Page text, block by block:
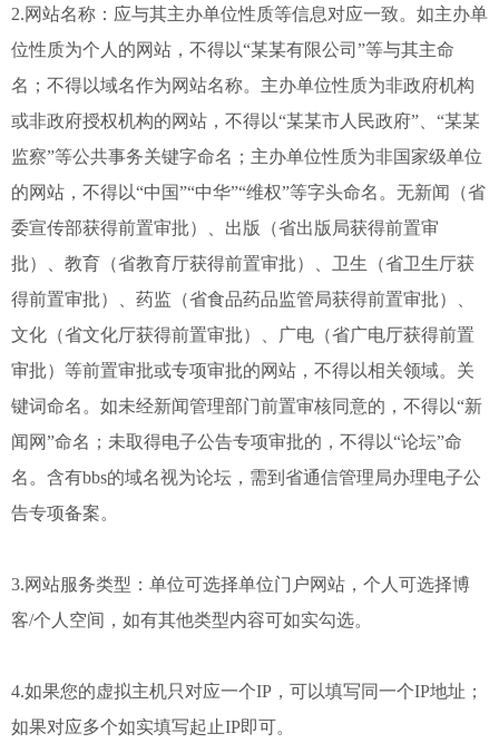
2.网站名称：应与其主办单位性质等信息对应一致。如主办单
位性质为个人的网站，不得以“某某有限公司”等与其主命
名；不得以域名作为网站名称。主办单位性质为非政府机构
或非政府授权机构的网站，不得以“某某市人民政府”、“某某
监察”等公共事务关键字命名；主办单位性质为非国家级单位
的网站，不得以“中国”“中华”“维权”等字头命名。无新闻（省
委宣传部获得前置审批）、出版（省出版局获得前置审
批）、教育（省教育厅获得前置审批）、卫生（省卫生厅获
得前置审批）、药监（省食品药品监管局获得前置审批）、
文化（省文化厅获得前置审批）、广电（省广电厅获得前置
审批）等前置审批或专项审批的网站，不得以相关领域。关
键词命名。如未经新闻管理部门前置审核同意的，不得以“新
闻网”命名；未取得电子公告专项审批的，不得以“论坛”命
名。含有bbs的域名视为论坛，需到省通信管理局办理电子公
告专项备案。
3.网站服务类型：单位可选择单位门户网站，个人可选择博
客/个人空间，如有其他类型内容可如实勾选。
4.如果您的虚拟主机只对应一个IP，可以填写同一个IP地址；
如果对应多个如实填写起止IP即可。